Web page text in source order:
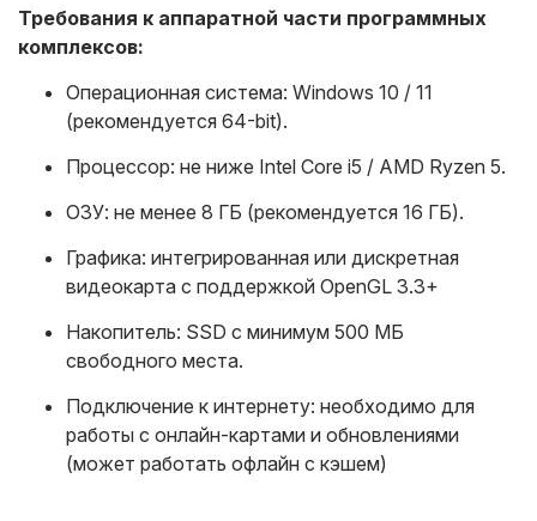
Требования к аппаратной части программных
комплексов:
Операционная система: Windows 10 / 11
(рекомендуется 64-bit).
Процессор: не ниже Intel Core i5 / AMD Ryzen 5.
ОЗУ: не менее 8 ГБ (рекомендуется 16 ГБ).
Графика: интегрированная или дискретная
видеокарта с поддержкой OpenGL 3.3+
Накопитель: SSD с минимум 500 МБ
свободного места.
Подключение к интернету: необходимо для
работы с онлайн-картами и обновлениями
(может работать офлайн с кэшем)